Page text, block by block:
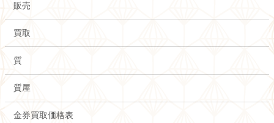
販売
買取
質
質屋
金券買取価格表